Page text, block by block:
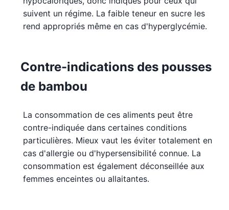
suivent un régime. La faible teneur en sucre les
rend appropriés même en cas d'hyperglycémie.
Contre-indications des pousses
de bambou
La consommation de ces aliments peut être
contre-indiquée dans certaines conditions
particulières. Mieux vaut les éviter totalement en
cas d'allergie ou d'hypersensibilité connue. La
consommation est également déconseillée aux
femmes enceintes ou allaitantes.